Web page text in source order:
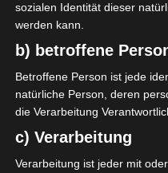
sozialen Identität dieser
werden kann.
b) betroffene
Betroffene Person ist jede
natürliche Person, deren
die Verarbeitung
c) Verarbeitung
Verarbeitung ist jeder mit